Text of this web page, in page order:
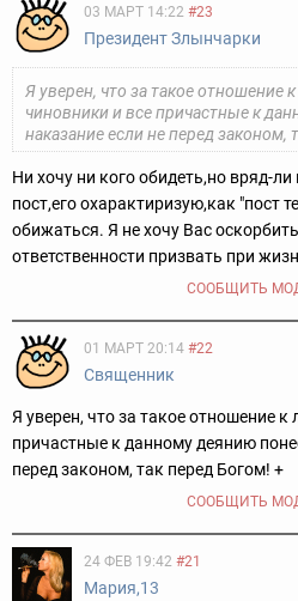
03 МАРТ 14:22 #23
Президент Злынчарки
Я уверен, что за такое отношение
чиновники и все причастные к
наказание если не перед законом,
Ни хочу ни кого обидеть,но вряд-
пост,его охарактиризую,как "пост
обижаться. Я не хочу Вас
ответственности призвать при
СООБЩИТЬ
01 МАРТ 20:14 #22
Свящeнник
Я уверен, что за такое отношение
причастные к данному деянию
перед законом, так перед Богом! +
СООБЩИТЬ
24 ФЕВ 19:42 #21
Мария,13